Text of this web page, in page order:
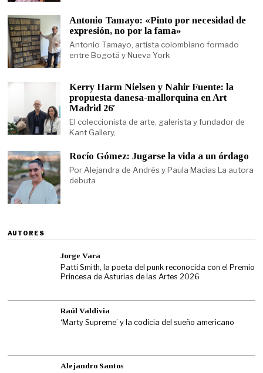
Antonio Tamayo: «Pinto por necesidad de
expresión, no por la fama»
Antonio Tamayo, artista colombiano formado
entre Bogotá y Nueva York
Kerry Harm Nielsen y Nahir Fuente: la
propuesta danesa-mallorquina en Art
Madrid 26′
El coleccionista de arte, galerista y fundador de
Kant Gallery,
Rocío Gómez: Jugarse la vida a un órdago
Por Alejandra de Andrés y Paula Macías La autora
debuta
AUTORES
Jorge Vara
Patti Smith, la poeta del punk reconocida con el Premio
Princesa de Asturias de las Artes 2026
Raúl Valdivia
‘Marty Supreme’ y la codicia del sueño americano
Alejandro Santos